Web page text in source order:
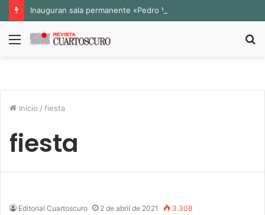
Menú
Inicio / fiesta
fiesta
Editorial Cuartoscuro 2 de abril de 2021 3.308